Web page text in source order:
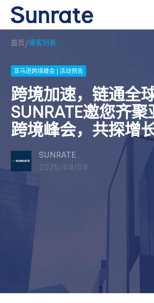
首页/博客列表
亚马逊跨境峰会 | 活动预告
跨境加速，链通全
SUNRATE邀您齐聚
跨境峰会，共探增
SUNRATE
2025/08/08